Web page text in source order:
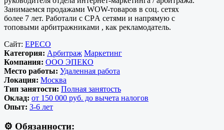
Занимаемся продажами WOW-товаров в соц. сетях
более 7 лет. Работали с СPА сетями и напрямую с
топовыми арбитражниками , как рекламодатель.
Сайт: EPECO
Категория: Арбитраж Маркетинг
Компания: ООО ЭПЕКО
Место работы: Удаленная работа
Локация: Москва
Тип занятости: Полная занятость
Оклад: от 150 000 руб. до вычета налогов
Опыт: 3-6 лет
⚙️ Обязанности: